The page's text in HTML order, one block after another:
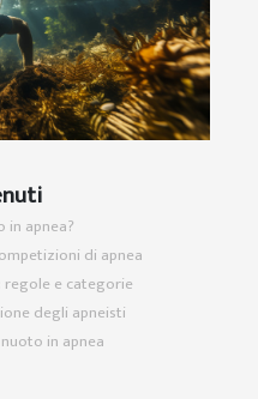
in apnea?
di apnea
regole e categorie
degli apneisti
in apnea